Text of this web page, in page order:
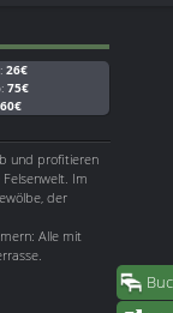
26€
75€
60€
und profitieren
Im
der
Alle mit